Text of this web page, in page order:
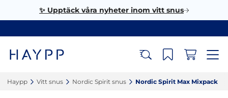
✨ Upptäck våra nyheter inom vitt snus
Haypp‎ Vitt snus‎ Nordic Spirit snus‎ Nordic Spirit Max Mixpack‎